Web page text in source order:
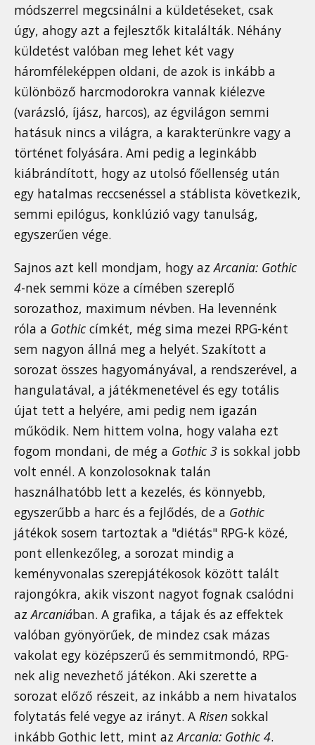
módszerrel megcsinálni a küldetéseket, csak
úgy, ahogy azt a fejlesztők kitalálták. Néhány
küldetést valóban meg lehet két vagy
háromféleképpen oldani, de azok is inkább a
különböző harcmodorokra vannak kiélezve
(varázsló, íjász, harcos), az égvilágon semmi
hatásuk nincs a világra, a karakterünkre vagy a
történet folyására. Ami pedig a leginkább
kiábrándított, hogy az utolsó főellenség után
egy hatalmas reccsenéssel a stáblista következik,
semmi epilógus, konklúzió vagy tanulság,
egyszerűen vége.
Sajnos azt kell mondjam, hogy azArcania: Gothic
4-nek semmi köze a címében szereplő
sorozathoz, maximum névben. Ha levennénk
róla a Gothic címkét, még sima mezei RPG-ként
sem nagyon állná meg a helyét. Szakított a
sorozat összes hagyományával, a rendszerével, a
hangulatával, a játékmenetével és egy totális
újat tett a helyére, ami pedig nem igazán
működik. Nem hittem volna, hogy valaha ezt
fogom mondani, de még a Gothic 3 is sokkal jobb
volt ennél. A konzolosoknak talán
használhatóbb lett a kezelés, és könnyebb,
egyszerűbb a harc és a fejlődés, de a Gothic
játékok sosem tartoztak a "diétás" RPG-k közé,
pont ellenkezőleg, a sorozat mindig a
keményvonalas szerepjátékosok között talált
rajongókra, akik viszont nagyot fognak csalódni
azArcaniában. A grafika, a tájak és az effektek
valóban gyönyörűek, de mindez csak mázas
vakolat egy középszerű és semmitmondó, RPG-
nek alig nevezhető játékon. Aki szerette a
sorozat előző részeit, az inkább a nem hivatalos
folytatás felé vegye az irányt. A Risen sokkal
inkább Gothic lett, mint azArcania: Gothic 4.